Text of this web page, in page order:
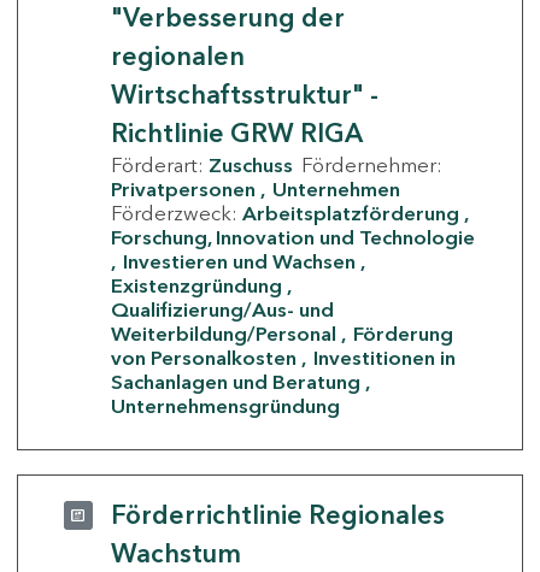
"Verbesserung der
regionalen
Wirtschaftsstruktur" -
Richtlinie GRW RIGA
Förderart: Zuschuss Fördernehmer:
Privatpersonen
Unternehmen
Förderzweck: Arbeitsplatzförderung
Forschung, Innovation und Technologie
Investieren und Wachsen
Existenzgründung
Qualifizierung/Aus- und
Weiterbildung/Personal
Förderung
von Personalkosten
Investitionen in
Sachanlagen und Beratung
Unternehmensgründung
Förderrichtlinie Regionales
Wachstum